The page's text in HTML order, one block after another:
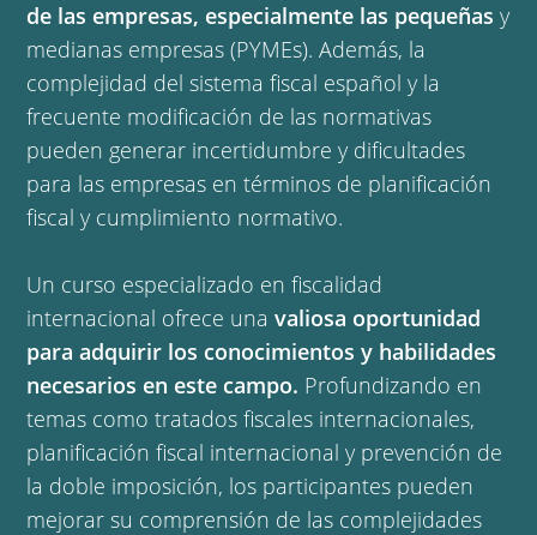
de las empresas, especialmente las pequeñas y
medianas empresas (PYMEs). Además, la
complejidad del sistema fiscal español y la
frecuente modificación de las normativas
pueden generar incertidumbre y dificultades
para las empresas en términos de planificación
fiscal y cumplimiento normativo.
Un curso especializado en fiscalidad
internacional ofrece unavaliosa oportunidad
para adquirir los conocimientos y habilidades
necesarios en este campo. Profundizando en
temas como tratados fiscales internacionales,
planificación fiscal internacional y prevención de
la doble imposición, los participantes pueden
mejorar su comprensión de las complejidades